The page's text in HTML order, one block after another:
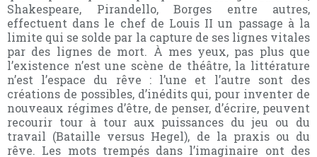
Shakespeare, Pirandello, Borges entre autres,
effectuent dans le chef de Louis II un passage à la
limite qui se solde par la capture de ses lignes vitales
par des lignes de mort. À mes yeux, pas plus que
l’existence n’est une scène de théâtre, la littérature
n’est l’espace du rêve : l’une et l’autre sont des
créations de possibles, d’inédits qui, pour inventer de
nouveaux régimes d’être, de penser, d’écrire, peuvent
recourir tour à tour aux puissances du jeu ou du
travail (Bataille versus Hegel), de la praxis ou du
rêve. Les mots trempés dans l’imaginaire ont des